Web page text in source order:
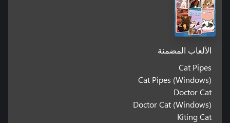
الألعاب المضمنة
Cat Pipes
Cat Pipes (Windows)
Doctor Cat
Doctor Cat (Windows)
Kiting Cat